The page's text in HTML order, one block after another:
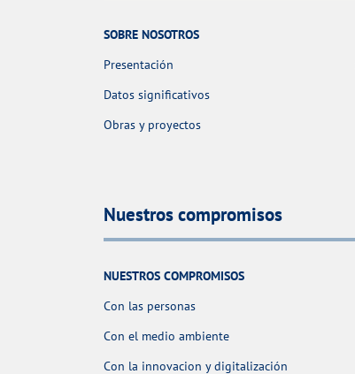
SOBRE NOSOTROS
Presentación
Datos significativos
Obras y proyectos
Nuestros compromisos
NUESTROS COMPROMISOS
Con las personas
Con el medio ambiente
Con la innovacion y digitalización